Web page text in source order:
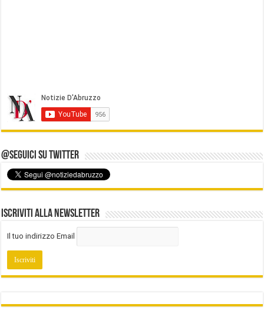
@Seguici su Twitter
Iscriviti alla Newsletter
Il tuo indirizzo Email